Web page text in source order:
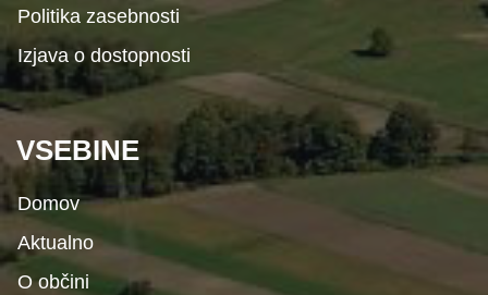
Politika zasebnosti
Izjava o dostopnosti
VSEBINE
Domov
Aktualno
O občini